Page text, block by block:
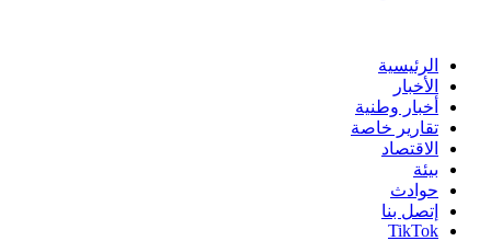
الرئيسية
الأخبار
أخبار وطنية
تقارير خاصة
الاقتصاد
بيئة
حوادث
إتصل بنا
TikTok